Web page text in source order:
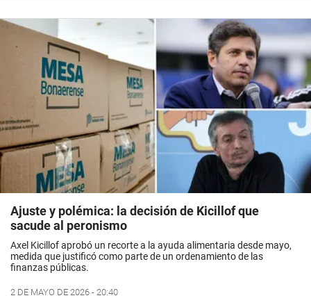
Ajuste y polémica: la decisión de Kicillof que
sacude al peronismo
Axel Kicillof aprobó un recorte a la ayuda alimentaria desde mayo,
medida que justificó como parte de un ordenamiento de las
finanzas públicas.
2 DE MAYO DE 2026 - 20:40